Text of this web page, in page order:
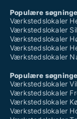
Populære
Værkstedslokaler
Værkstedslokaler
Værkstedslokaler
Værkstedslokaler
Værkstedslokaler
Populære
Værkstedslokaler
Værkstedslokaler
Værkstedslokaler
Værkstedslokaler